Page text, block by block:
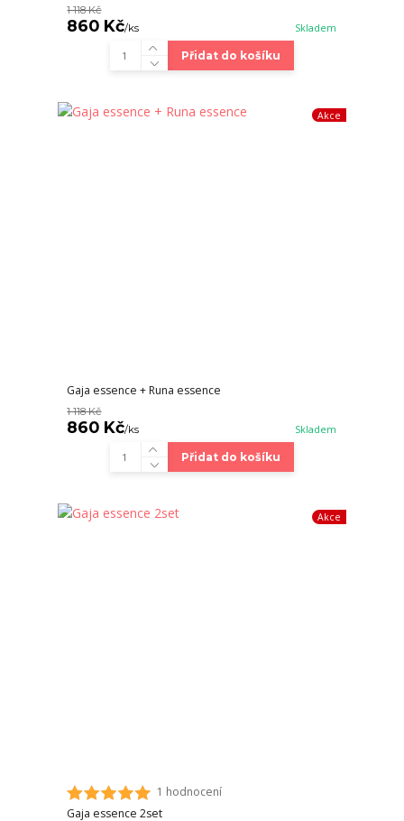
1 118 Kč
860 Kč/ks Skladem
Přidat do košíku
Akce
Gaja essence + Runa essence
1 118 Kč
860 Kč/ks Skladem
Přidat do košíku
Akce
1 hodnocení
Gaja essence 2set